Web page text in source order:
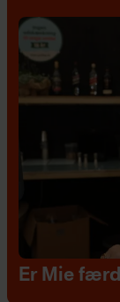
Er Mie